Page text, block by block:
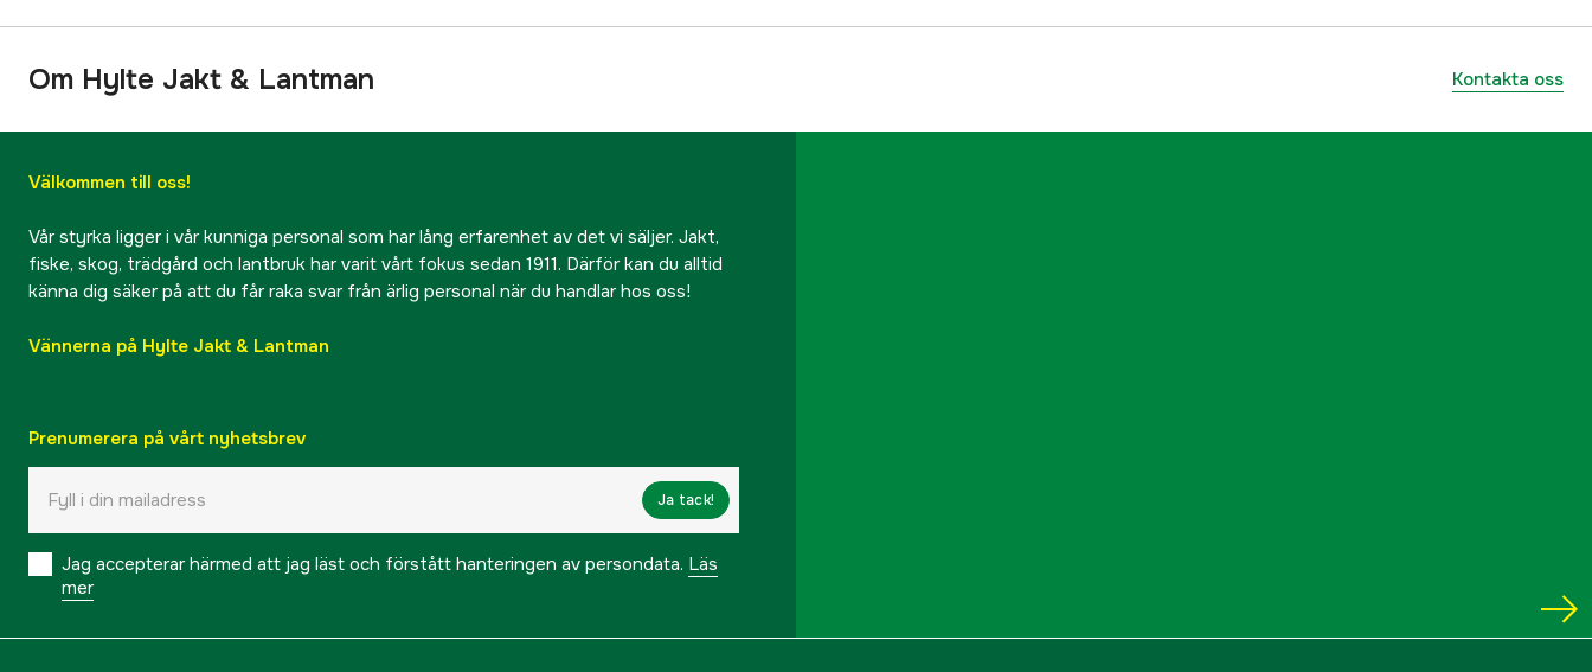
Om Hylte Jakt & Lantman Kontakta oss
Välkommen till oss!
Vår styrka ligger i vår kunniga personal som har lång erfarenhet av det vi säljer. Jakt,
fiske, skog, trädgård och lantbruk har varit vårt fokus sedan 1911. Därför kan du alltid
känna dig säker på att du får raka svar från ärlig personal när du handlar hos oss!
Vännerna på Hylte Jakt & Lantman
Prenumerera på vårt nyhetsbrev
Ja tack!
Jag accepterar härmed att jag läst och förstått hanteringen av persondata. Läs
mer